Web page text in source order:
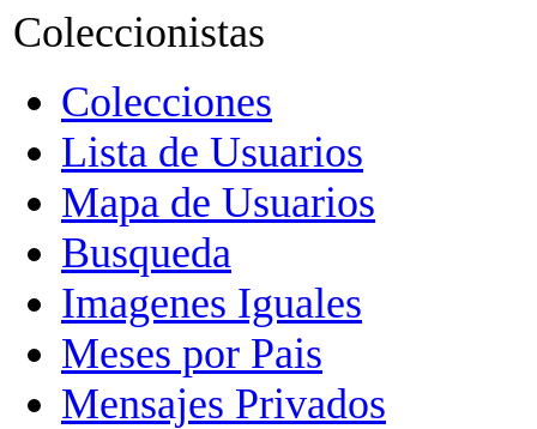
Coleccionistas
Colecciones
Lista de Usuarios
Mapa de Usuarios
Busqueda
Imagenes Iguales
Meses por Pais
Mensajes Privados